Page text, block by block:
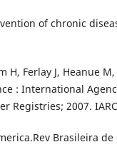
of chronic
H, Ferlay J, Heanue
: International
Registries; 2007.
Brasileira